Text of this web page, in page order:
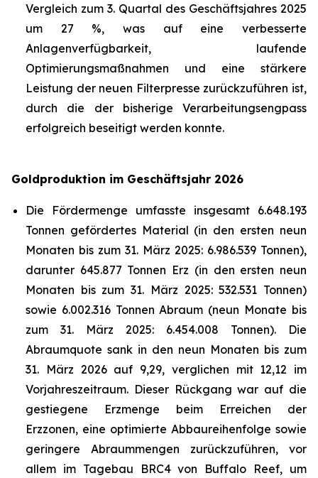
Vergleich zum 3. Quartal des Geschäftsjahres 2025
um 27 %, was auf eine verbesserte
Anlagenverfügbarkeit, laufende
Optimierungsmaßnahmen und eine stärkere
Leistung der neuen Filterpresse zurückzuführen ist,
durch die der bisherige Verarbeitungsengpass
erfolgreich beseitigt werden konnte.
Goldproduktion im Geschäftsjahr 2026
Die Fördermenge umfasste insgesamt 6.648.193
Tonnen gefördertes Material (in den ersten neun
Monaten bis zum 31. März 2025: 6.986.539 Tonnen),
darunter 645.877 Tonnen Erz (in den ersten neun
Monaten bis zum 31. März 2025: 532.531 Tonnen)
sowie 6.002.316 Tonnen Abraum (neun Monate bis
zum 31. März 2025: 6.454.008 Tonnen). Die
Abraumquote sank in den neun Monaten bis zum
31. März 2026 auf 9,29, verglichen mit 12,12 im
Vorjahreszeitraum. Dieser Rückgang war auf die
gestiegene Erzmenge beim Erreichen der
Erzzonen, eine optimierte Abbaureihenfolge sowie
geringere Abraummengen zurückzuführen, vor
allem im Tagebau BRC4 von Buffalo Reef, um